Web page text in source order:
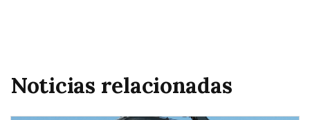
Noticias relacionadas